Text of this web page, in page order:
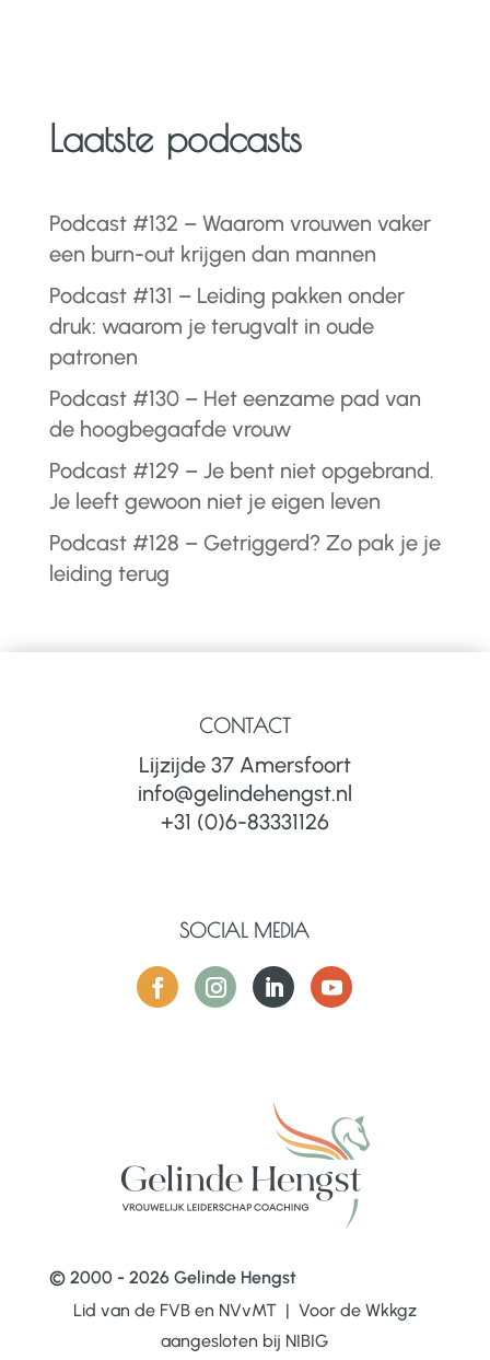
Laatste podcasts
Podcast #132 – Waarom vrouwen vaker
een burn-out krijgen dan mannen
Podcast #131 – Leiding pakken onder
druk: waarom je terugvalt in oude
patronen
Podcast #130 – Het eenzame pad van
de hoogbegaafde vrouw
Podcast #129 – Je bent niet opgebrand.
Je leeft gewoon niet je eigen leven
Podcast #128 – Getriggerd? Zo pak je je
leiding terug
CONTACT
Lijzijde 37 Amersfoort
info@gelindehengst.nl
+31 (0)6-83331126
SOCIAL MEDIA
© 2000 - 2026 Gelinde Hengst
Lid van de FVB en NVvMT | Voor de Wkkgz
aangesloten bij NIBIG